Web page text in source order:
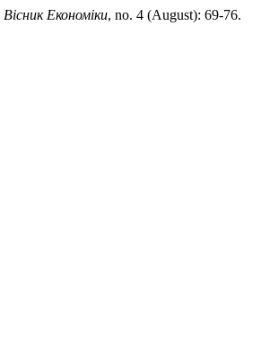
Вісник Економіки, no. 4 (August): 69-76.